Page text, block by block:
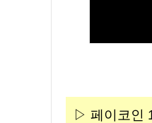
▷ 페이코인